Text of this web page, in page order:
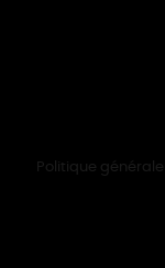
Politique